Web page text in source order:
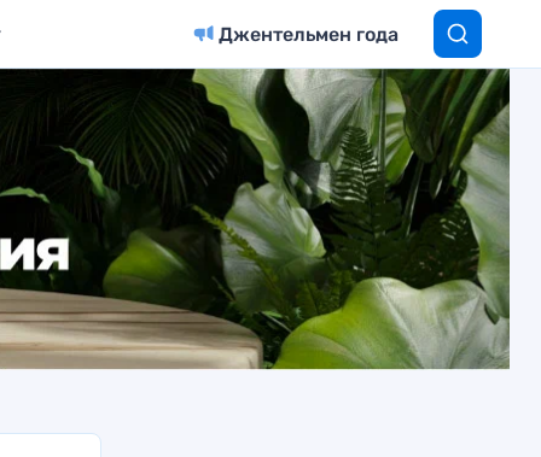
Джентельмен года